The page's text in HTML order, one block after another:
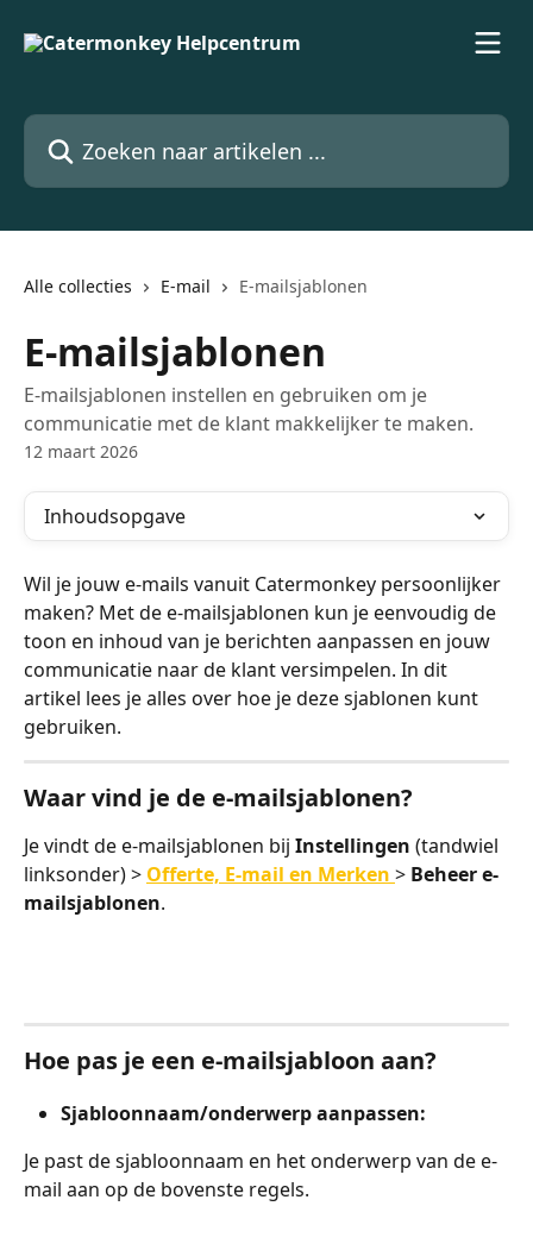
Zoeken naar artikelen ...
Alle collecties E-mail E-mailsjablonen
E-mailsjablonen
E-mailsjablonen instellen en gebruiken om je
communicatie met de klant makkelijker te maken.
12 maart 2026
Inhoudsopgave
Wil je jouw e-mails vanuit Catermonkey persoonlijker
maken? Met de e-mailsjablonen kun je eenvoudig de
toon en inhoud van je berichten aanpassen en jouw
communicatie naar de klant versimpelen. In dit
artikel lees je alles over hoe je deze sjablonen kunt
gebruiken.
Waar vind je de e-mailsjablonen?
Je vindt de e-mailsjablonen bij Instellingen (tandwiel
linksonder) > Offerte, E-mail en Merken > Beheer e-
mailsjablonen.
Hoe pas je een e-mailsjabloon aan?
Sjabloonnaam/onderwerp aanpassen:
Je past de sjabloonnaam en het onderwerp van de e-
mail aan op de bovenste regels.